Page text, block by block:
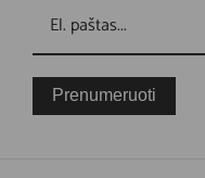
Prenumeruoti